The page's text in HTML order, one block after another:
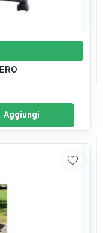
Aggiungi